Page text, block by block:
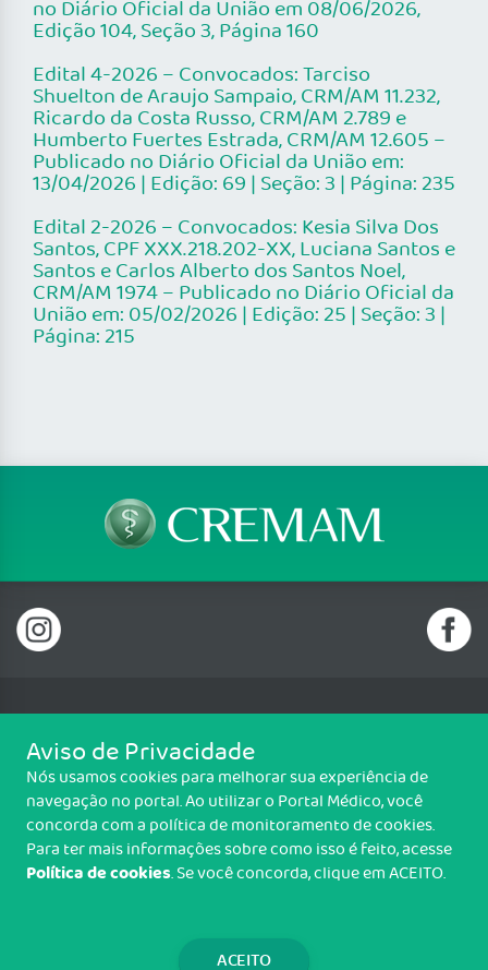
no Diário Oficial da União em 08/06/2026,
Edição 104, Seção 3, Página 160
Edital 4-2026 – Convocados: Tarciso
Shuelton de Araujo Sampaio, CRM/AM 11.232,
Ricardo da Costa Russo, CRM/AM 2.789 e
Humberto Fuertes Estrada, CRM/AM 12.605 –
Publicado no Diário Oficial da União em:
13/04/2026 | Edição: 69 | Seção: 3 | Página: 235
Edital 2-2026 – Convocados: Kesia Silva Dos
Santos, CPF XXX.218.202-XX, Luciana Santos e
Santos e Carlos Alberto dos Santos Noel,
CRM/AM 1974 – Publicado no Diário Oficial da
União em: 05/02/2026 | Edição: 25 | Seção: 3 |
Página: 215
Telefone: (92) 3656 0531, (92) 3656 0532, (92) 3656
0536
Av. Senador Raimundo Parente, 6, Pça. Walter Góes, Alvorada,
Manaus/AM - CEP: 69048-662
CNPJ : 14.189.955/0001-43 - Funcionamento de 08:00 às 17:00 horas
Copyright CREMAM. Todos os direitos reservados.
Aviso de Privacidade
Nós usamos cookies para melhorar sua experiência de
navegação no portal. Ao utilizar o Portal Médico, você
concorda com a política de monitoramento de cookies.
Para ter mais informações sobre como isso é feito, acesse
Política de cookies. Se você concorda, clique em ACEITO.
ACEITO